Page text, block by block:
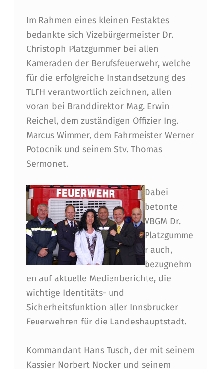
T
T
I
N
G
Ü
B
E
R
G
E
B
E
N
Im Rahmen eines kleinen Festaktes
bedankte sich Vizebürgermeister Dr.
Christoph Platzgummer bei allen
Kameraden der Berufsfeuerwehr, welche
für die erfolgreiche Instandsetzung des
TLFH verantwortlich zeichnen, allen
voran bei Branddirektor Mag. Erwin
Reichel, dem zuständigen Offizier Ing.
Marcus Wimmer, dem Fahrmeister Werner
Potocnik und seinem Stv. Thomas
Sermonet.
Dabei
betonte
VBGM Dr.
Platzgumme
r auch,
bezugnehm
en auf aktuelle Medienberichte, die
wichtige Identitäts- und
Sicherheitsfunktion aller Innsbrucker
Feuerwehren für die Landeshauptstadt.
Kommandant Hans Tusch, der mit seinem
Kassier Norbert Nocker und seinem